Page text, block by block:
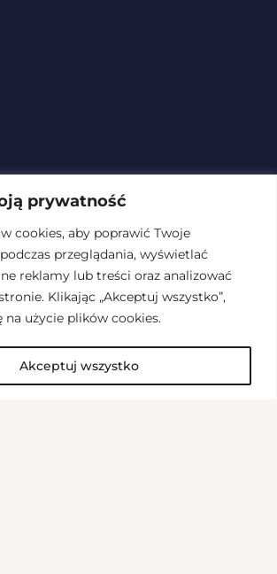
prywatność
cookies, aby poprawić Twoje
przeglądania, wyświetlać
reklamy lub treści oraz analizować
Klikając „Akceptuj wszystko”,
na użycie plików cookies.
Akceptuj wszystko